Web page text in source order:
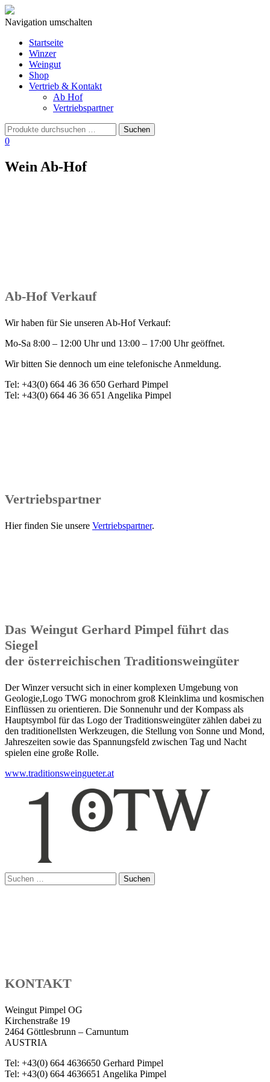
Navigation umschalten
Startseite
Winzer
Weingut
Shop
Vertrieb & Kontakt
Ab Hof
Vertriebspartner
0
Wein Ab-Hof
Ab-Hof Verkauf
Wir haben für Sie unseren Ab-Hof Verkauf:
Mo-Sa 8:00 – 12:00 Uhr und 13:00 – 17:00 Uhr geöffnet.
Wir bitten Sie dennoch um eine telefonische Anmeldung.
Tel: +43(0) 664 46 36 650 Gerhard Pimpel
Tel: +43(0) 664 46 36 651 Angelika Pimpel
Vertriebspartner
Hier finden Sie unsere Vertriebspartner.
Das Weingut Gerhard Pimpel führt das
Siegel
der österreichischen Traditionsweingüter
Der Winzer versucht sich in einer komplexen Umgebung von
Geologie,Logo TWG monochrom groß Kleinklima und kosmischen
Einflüssen zu orientieren. Die Sonnenuhr und der Kompass als
Hauptsymbol für das Logo der Traditionsweingüter zählen dabei zu
den traditionellsten Werkzeugen, die Stellung von Sonne und Mond,
Jahreszeiten sowie das Spannungsfeld zwischen Tag und Nacht
spielen eine große Rolle.
www.traditionsweingueter.at
Suchen
nach:
KONTAKT
Weingut Pimpel OG
Kirchenstraße 19
2464 Göttlesbrunn – Carnuntum
AUSTRIA
Tel: +43(0) 664 4636650 Gerhard Pimpel
Tel: +43(0) 664 4636651 Angelika Pimpel